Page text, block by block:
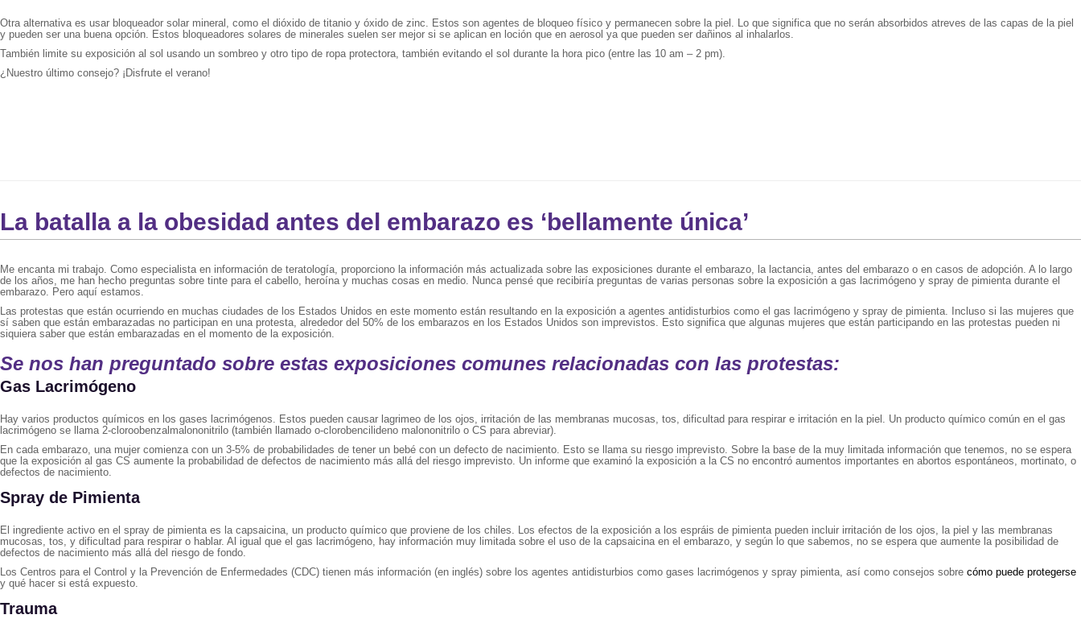
Otra alternativa es usar bloqueador solar mineral, como el dióxido de titanio y óxido de zinc. Estos son agentes de bloqueo físico y permanecen sobre la piel. Lo que significa que no serán absorbidos atreves de las capas de la piel
y pueden ser una buena opción. Estos bloqueadores solares de minerales suelen ser mejor si se aplican en loción que en aerosol ya que pueden ser dañinos al inhalarlos.
También limite su exposición al sol usando un sombreo y otro tipo de ropa protectora, también evitando el sol durante la hora pico (entre las 10 am – 2 pm).
¿Nuestro último consejo? ¡Disfrute el verano!
La batalla a la obesidad antes del embarazo es ‘bellamente única’
Me encanta mi trabajo. Como especialista en información de teratología, proporciono la información más actualizada sobre las exposiciones durante el embarazo, la lactancia, antes del embarazo o en casos de adopción. A lo largo
de los años, me han hecho preguntas sobre tinte para el cabello, heroína y muchas cosas en medio. Nunca pensé que recibiría preguntas de varias personas sobre la exposición a gas lacrimógeno y spray de pimienta durante el
embarazo. Pero aquí estamos.
Las protestas que están ocurriendo en muchas ciudades de los Estados Unidos en este momento están resultando en la exposición a agentes antidisturbios como el gas lacrimógeno y spray de pimienta. Incluso si las mujeres que
sí saben que están embarazadas no participan en una protesta, alrededor del 50% de los embarazos en los Estados Unidos son imprevistos. Esto significa que algunas mujeres que están participando en las protestas pueden ni
siquiera saber que están embarazadas en el momento de la exposición.
Se nos han preguntado sobre estas exposiciones comunes relacionadas con las protestas:
Gas Lacrimógeno
Hay varios productos químicos en los gases lacrimógenos. Estos pueden causar lagrimeo de los ojos, irritación de las membranas mucosas, tos, dificultad para respirar e irritación en la piel. Un producto químico común en el gas
lacrimógeno se llama 2-cloroobenzalmalononitrilo (también llamado o-clorobencilideno malononitrilo o CS para abreviar).
En cada embarazo, una mujer comienza con un 3-5% de probabilidades de tener un bebé con un defecto de nacimiento. Esto se llama su riesgo imprevisto. Sobre la base de la muy limitada información que tenemos, no se espera
que la exposición al gas CS aumente la probabilidad de defectos de nacimiento más allá del riesgo imprevisto. Un informe que examinó la exposición a la CS no encontró aumentos importantes en abortos espontáneos, mortinato, o
defectos de nacimiento.
Spray de Pimienta
El ingrediente activo en el spray de pimienta es la capsaicina, un producto químico que proviene de los chiles. Los efectos de la exposición a los espráis de pimienta pueden incluir irritación de los ojos, la piel y las membranas
mucosas, tos, y dificultad para respirar o hablar. Al igual que el gas lacrimógeno, hay información muy limitada sobre el uso de la capsaicina en el embarazo, y según lo que sabemos, no se espera que aumente la posibilidad de
defectos de nacimiento más allá del riesgo de fondo.
Los Centros para el Control y la Prevención de Enfermedades (CDC) tienen más información (en inglés) sobre los agentes antidisturbios como gases lacrimógenos y spray pimienta, así como consejos sobre cómo puede protegerse
y qué hacer si está expuesto.
Trauma